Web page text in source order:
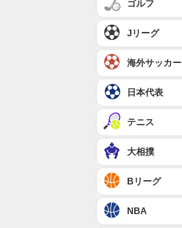
ゴルフ
Jリーグ
海外サッカー
日本代表
テニス
大相撲
Bリーグ
NBA